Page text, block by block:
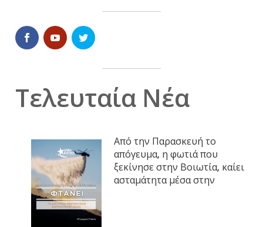
Τελευταία Νέα
Από την Παρασκευή το
απόγευμα, η φωτιά που
ξεκίνησε στην Βοιωτία, καίει
ασταμάτητα μέσα στην